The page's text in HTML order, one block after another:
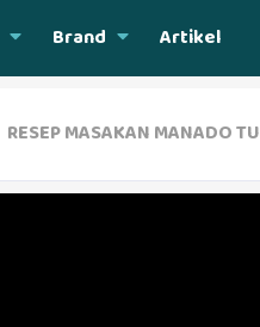
Brand Artikel
RESEP MASAKAN MANADO